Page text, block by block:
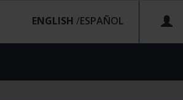
ENGLISH /